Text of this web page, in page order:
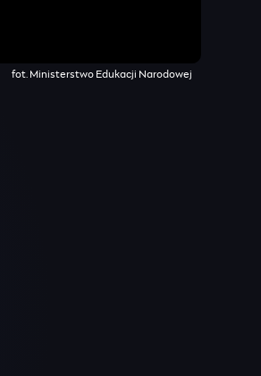
fot. Ministerstwo Edukacji Narodowej